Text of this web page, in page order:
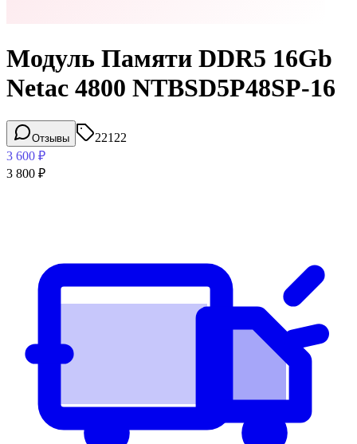
Модуль Памяти DDR5 16Gb
Netac 4800 NTBSD5P48SP-16
Отзывы
22122
3 600 ₽
3 800 ₽